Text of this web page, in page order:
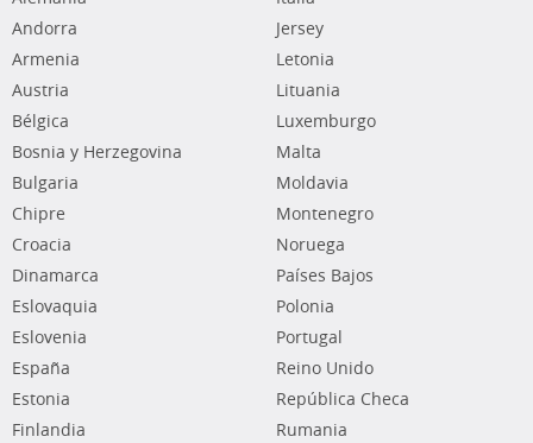
Andorra
Armenia
Austria
Bélgica
Bosnia y Herzegovina
Bulgaria
Chipre
Croacia
Dinamarca
Eslovaquia
Eslovenia
España
Estonia
Finlandia
Jersey
Letonia
Lituania
Luxemburgo
Malta
Moldavia
Montenegro
Noruega
Países Bajos
Polonia
Portugal
Reino Unido
República Checa
Rumania